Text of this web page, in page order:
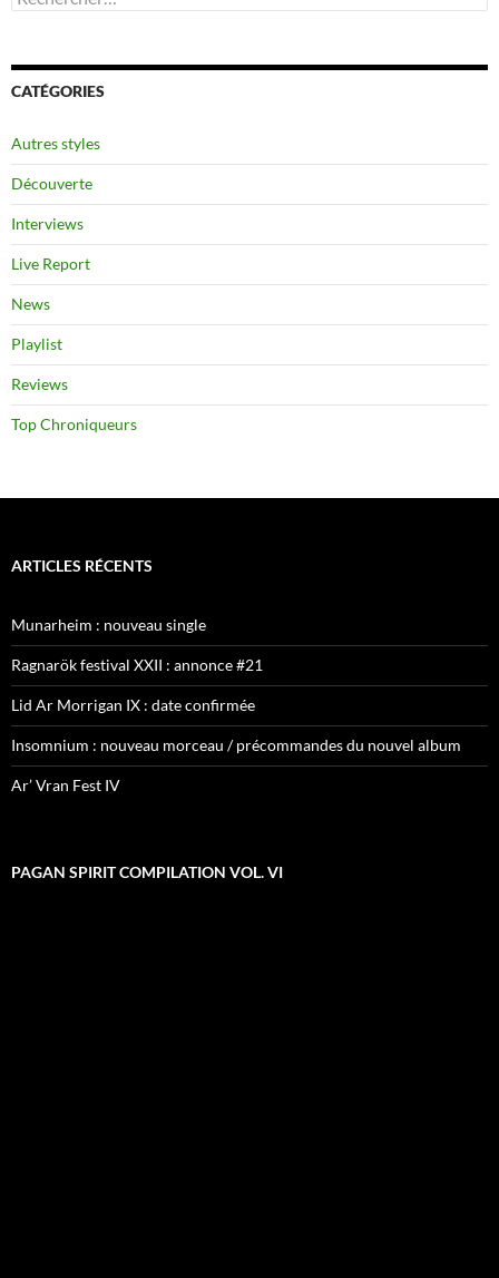
CATÉGORIES
Autres styles
Découverte
Interviews
Live Report
News
Playlist
Reviews
Top Chroniqueurs
ARTICLES RÉCENTS
Munarheim : nouveau single
Ragnarök festival XXII : annonce #21
Lid Ar Morrigan IX : date confirmée
Insomnium : nouveau morceau / précommandes du nouvel album
Ar’ Vran Fest IV
PAGAN SPIRIT COMPILATION VOL. VI